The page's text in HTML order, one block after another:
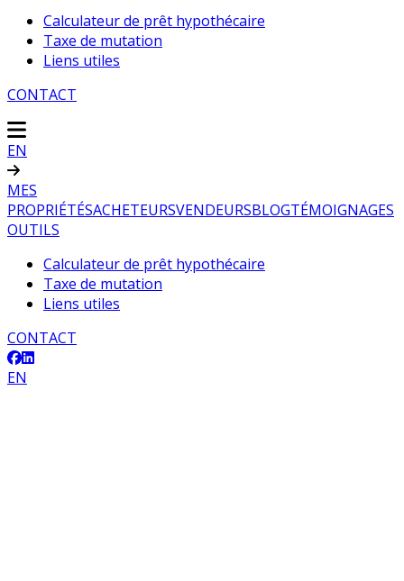
Calculateur de prêt hypothécaire
Taxe de mutation
Liens utiles
CONTACT
EN
MES
PROPRIÉTÉSACHETEURSVENDEURSBLOGTÉMOIGNAGES
OUTILS
Calculateur de prêt hypothécaire
Taxe de mutation
Liens utiles
CONTACT
EN